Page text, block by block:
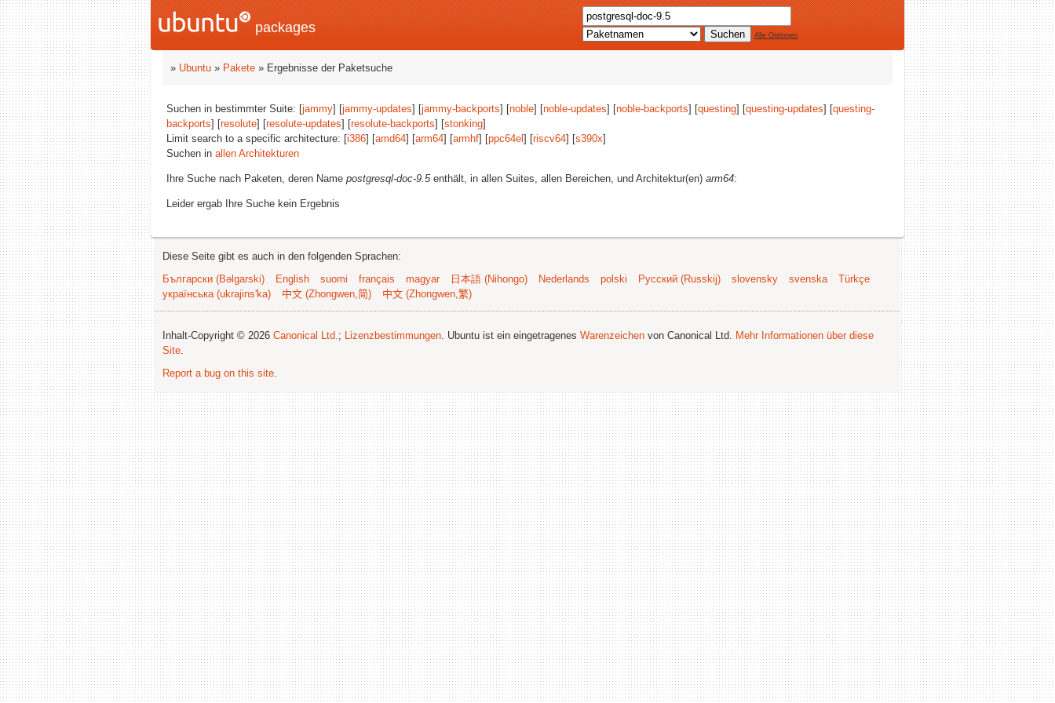
packages Alle Optionen
» Ubuntu » Pakete » Ergebnisse der Paketsuche
Suchen in bestimmter Suite: [jammy] [jammy-updates] [jammy-backports] [noble] [noble-updates] [noble-backports] [questing] [questing-updates] [questing-
backports] [resolute] [resolute-updates] [resolute-backports] [stonking]
Limit search to a specific architecture: [i386] [amd64] [arm64] [armhf] [ppc64el ] [riscv64] [s390x]
Suchen in allen Architekturen
Ihre Suche nach Paketen, deren Name postgresql-doc-9.5enthält, in allen Suites, allen Bereichen, und Architektur(en) arm64:
Leider ergab Ihre Suche kein Ergebnis
Diese Seite gibt es auch in den folgenden Sprachen:
Български (Bəlgarski)
English suomi français magyar 日本語 (Nihongo) Nederlands polski Русский (Russkij) slovensky svenska
Türkçe
українська (ukrajins'ka)
中文 (Zhongwen,简) 中文 (Zhongwen,繁)
Inhalt-Copyright © 2026 Canonical Ltd.; Lizenzbestimmungen. Ubuntu ist ein eingetragenes Warenzeichen von Canonical Ltd. Mehr Informationen über diese
Site.
Report a bug on this site.